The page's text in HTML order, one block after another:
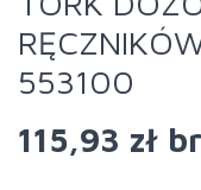
553100
115,93 zł